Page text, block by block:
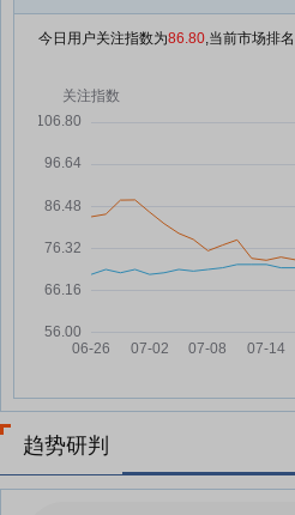
负债45.78亿元的尚德
弘元绿能7月30日打开涨
07-30
弘元绿能7月30日快速上涨
弘元绿能：融资净买入
元，融资余额4.96亿元
07-29
查看更多
今日用户关注指数为86.80,当前市场排名
趋势研判